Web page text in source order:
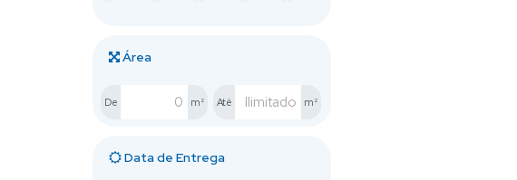
Área
De m² Até m²
Data de Entrega